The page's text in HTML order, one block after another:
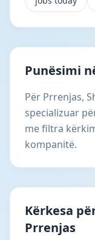
Punësimi
Për Prrenjas,
specializuar
me filtra
kompanitë.
Kërkesa
Prrenjas